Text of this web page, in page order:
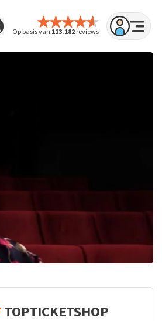
Op basis van 113.182reviews
TOPTICKETSHOP